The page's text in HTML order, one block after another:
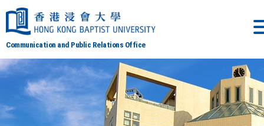
Communication and Public Relations Office